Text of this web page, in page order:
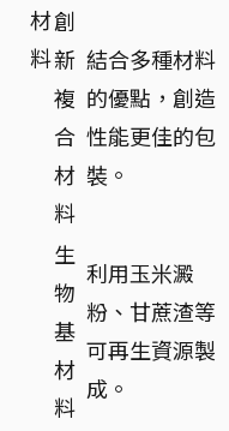
材
料
創
新
複
合
材
料
結合多種材料
的優點，創造
性能更佳的包
裝。
生
物
基
材
料
利用玉米澱
粉、甘蔗渣等
可再生資源製
成。